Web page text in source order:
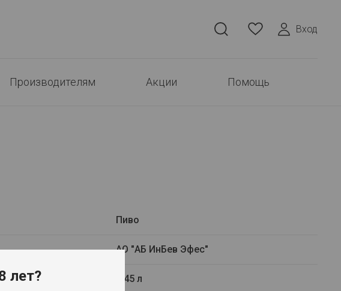
Вход
Производителям Акции Помощь
Пиво
АО "АБ ИнБев Эфес"
0.45 л
лет?